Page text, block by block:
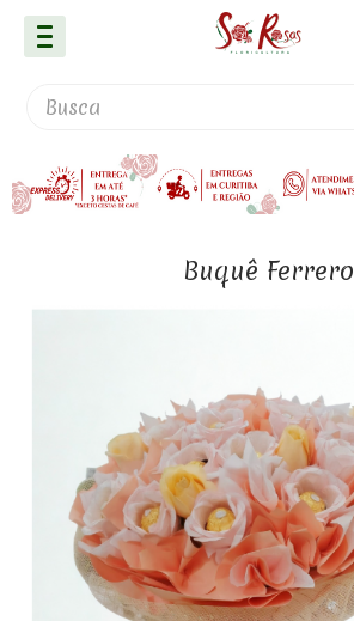
Buquê Ferrero